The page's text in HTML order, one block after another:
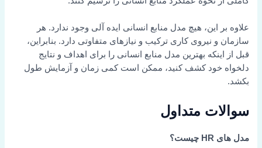
علاوه بر این، هیچ مدل منابع انسانی ایده آلی وجود ندارد. هر
سازمان و نیروی کاری ترکیب و نیازهای متفاوتی دارد. بنابراین،
قبل از اینکه بهترین مدل منابع انسانی را برای اهداف و نتایج
دلخواه خود کشف کنید، ممکن است کمی زمان و آزمایش طول
بکشد.
سوالات متداول
مدل های HR چیست؟